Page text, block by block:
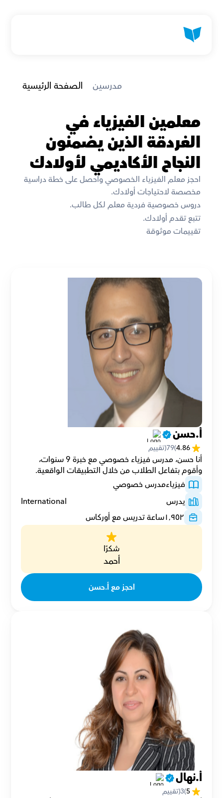
الصفحة الرئيسية مدرسين
معلمين الفيزياء في
الغردقة الذين يضمنون
النجاح الأكاديمي لأولادك
احجز معلم الفيزياء الخصوصي واحصل على خطة دراسية
مخصصة لاحتياجات أولادك.
دروس خصوصية فردية معلم لكل طالب.
تتبع تقدم أولادك.
تقييمات موثوقة
أ.حسن
4.86
(
79(تقييم
وأقوم بتفاعل الطلاب من خلال التطبيقات الواقعية.
فيزياءمدرس خصوصي
يدرس
International
١٬٩٥٢ساعة تدريس مع أوركاس
شكرًا
أحمد
احجز مع أ.حسن
أ.نهال
5
(
3(تقييم